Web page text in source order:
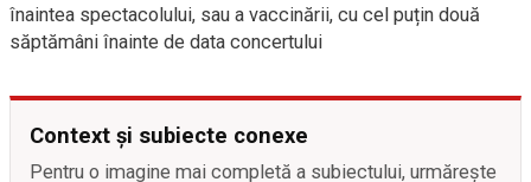
înaintea spectacolului, sau a vaccinării, cu cel puțin două
săptămâni înainte de data concertului
Context și subiecte conexe
Pentru o imagine mai completă a subiectului, urmărește